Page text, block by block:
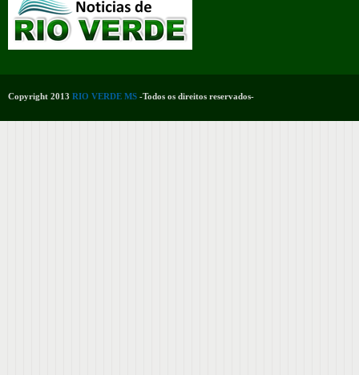
Copyright 2013 RIO VERDE MS -Todos os direitos reservados-